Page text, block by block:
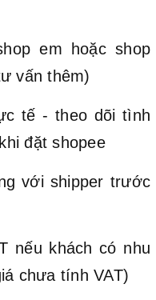
em hoặc shop
vấn thêm)
tế - theo dõi tình
đặt shopee
với shipper trước
nếu khách có nhu
chưa tính VAT)